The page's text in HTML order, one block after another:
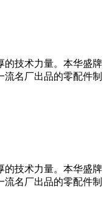
的技术力量。本华盛牌
名厂出品的零配件制
的技术力量。本华盛牌
名厂出品的零配件制